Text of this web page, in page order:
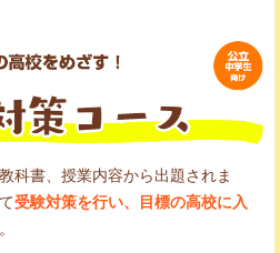
科書、授業内容から出題されま
受験対策を行い、目標の高校に入